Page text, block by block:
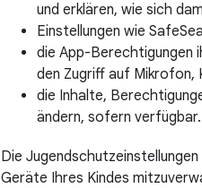
und erklären, wie sich
Einstellungen wie
die App-Berechtigungen
den Zugriff auf Mikrofon,
die Inhalte,
ändern, sofern verfügbar.
Die
Geräte Ihres Kindes